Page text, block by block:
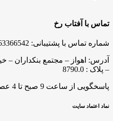
تماس با آفتاب رخ
شماره تماس با پشتیبانی: 09163366542
آدرس: اهواز – مجتمع بنکداران –
– پلاک : 8790.0
پاسخگویی از ساعت 9 صبح تا 4 عصر
نماد اعتماد سایت